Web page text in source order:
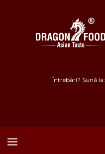
Întrebări? Sună la: